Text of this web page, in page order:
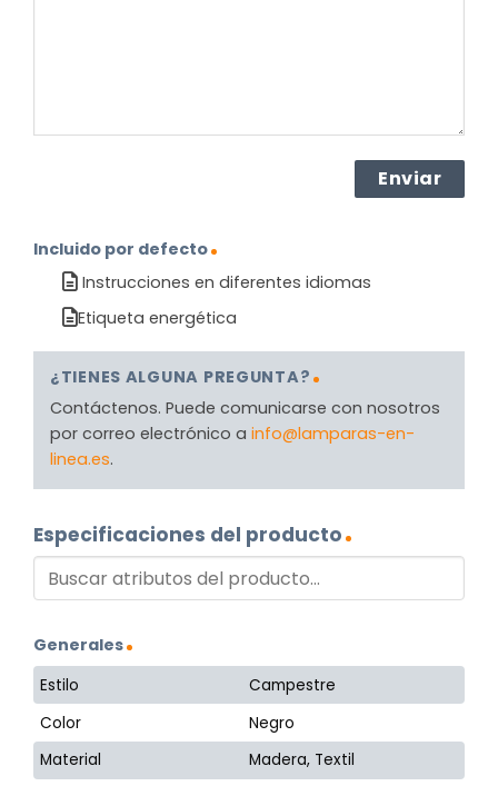
Incluido por defecto
Instrucciones en diferentes idiomas
Etiqueta energética
¿TIENES ALGUNA PREGUNTA?
Contáctenos. Puede comunicarse con nosotros
por correo electrónico a info@lamparas-en-
linea.es.
Especificaciones del producto
Generales
Estilo
Campestre
Color
Negro
Material
Madera, Textil